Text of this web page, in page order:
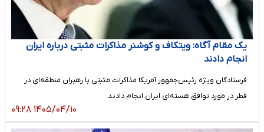
یک مقام آگاه: ویتکاف و کوشنر مذاکرات مثبتی درباره ایران
انجام دادند
فرستادگان ویژه ‌رئیس‌جمهور آمریکا‌ مذاکرات مثبتی با رهبران منطقه‌ای در
قطر در مورد توافق هسته‌ای ایران انجام دادند.
۱۴۰۵/۰۴/۱۰ ۰۹:۲۸